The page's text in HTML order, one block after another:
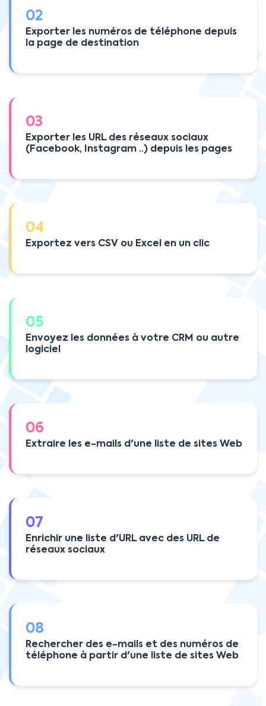
02
Exporter les numéros de téléphone depuis
la page de destination
03
Exporter les URL des réseaux sociaux
(Facebook, Instagram ..) depuis les pages
04
Exportez vers CSV ou Excel en un clic
05
Envoyez les données à votre CRM ou autre
logiciel
06
Extraire les e-mails d'une liste de sites Web
07
Enrichir une liste d'URL avec des URL de
réseaux sociaux
08
Rechercher des e-mails et des numéros de
téléphone à partir d'une liste de sites Web